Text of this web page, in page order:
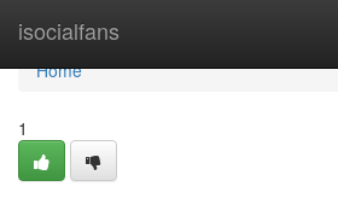
isocialfans
Home
Home
1